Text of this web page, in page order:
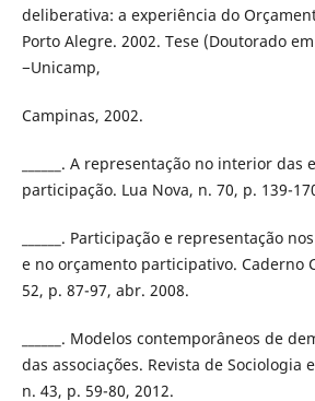
deliberativa: a experiência do
Porto Alegre. 2002. Tese (Doutorado
−Unicamp,
Campinas, 2002.
______. A representação no interior
participação. Lua Nova, n. 70, p. 139-
______. Participação e representação
e no orçamento participativo. Caderno
52, p. 87-97, abr. 2008.
______. Modelos contemporâneos de
das associações. Revista de Sociologia
n. 43, p. 59-80, 2012.